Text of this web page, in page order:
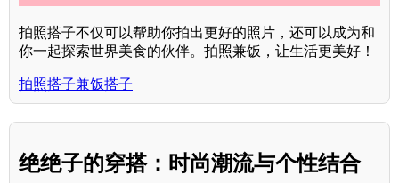
拍照搭子不仅可以帮助你拍出更好的照片，还可以成为和
你一起探索世界美食的伙伴。拍照兼饭，让生活更美好！
拍照搭子兼饭搭子
绝绝子的穿搭：时尚潮流与个性结合